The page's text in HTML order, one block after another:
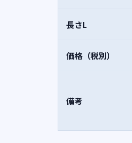
長さL
価格（税別）
備考